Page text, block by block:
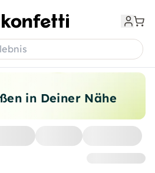
in Deiner Nähe